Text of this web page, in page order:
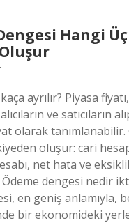
Hangi
ayrılır? Piyasa
ve satıcıların
olarak tanımlanabilir.
oluşur: cari
net hata ve
dengesi nedir
en geniş anlamıyla,
bir ekonomideki